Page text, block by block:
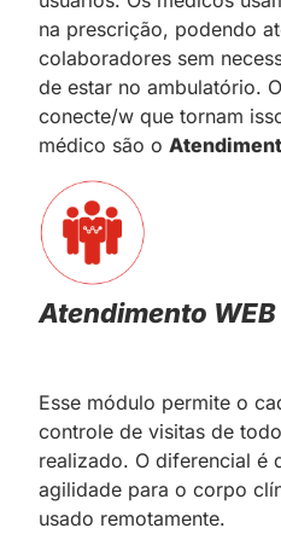
na prescrição, podendo
colaboradores sem
de estar no ambulatório.
conecte/w que tornam
médico são o
Atendimento WEB
Esse módulo permite o
controle de visitas de
realizado. O diferencial é
agilidade para o corpo
usado remotamente.